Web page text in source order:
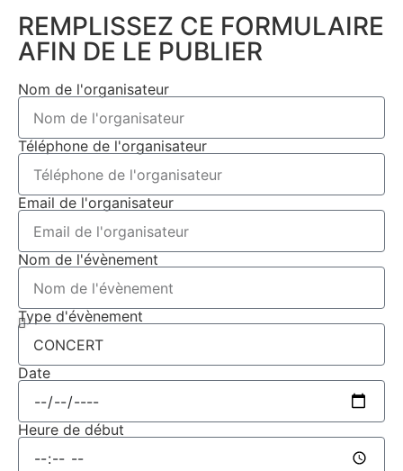
REMPLISSEZ CE FORMULAIRE
AFIN DE LE PUBLIER
Nom de l'organisateur
Téléphone de l'organisateur
Email de l'organisateur
Nom de l'évènement
Type d'évènement
Date
Heure de début